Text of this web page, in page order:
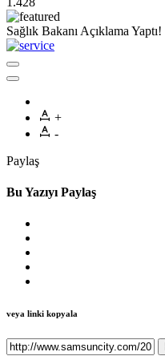
Sağlık Bakanı Açıklama Yaptı!
+
-
Paylaş
Bu Yazıyı Paylaş
veya linki kopyala